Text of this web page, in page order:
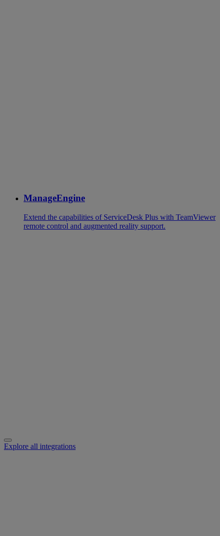
ManageEngine
Extend the capabilities of ServiceDesk Plus with TeamViewer
remote control and augmented reality support.
Explore all integrations